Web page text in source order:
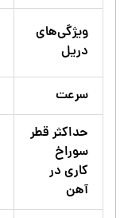
ویژگی‌های
دریل
سرعت
حداکثر قطر
سوراخ
کاری در
آهن